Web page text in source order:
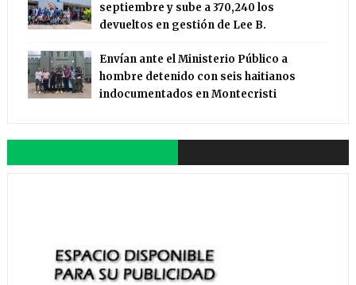
septiembre y sube a 370,240 los
devueltos en gestión de Lee B.
Envían ante el Ministerio Público a
hombre detenido con seis haitianos
indocumentados en Montecristi